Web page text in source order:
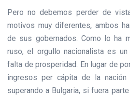
Pero no debemos perder de
motivos muy diferentes, ambos
de sus gobernados. Como lo ha
ruso, el orgullo nacionalista es
falta de prosperidad. En lugar de
ingresos per cápita de la nación
superando a Bulgaria, si fuera